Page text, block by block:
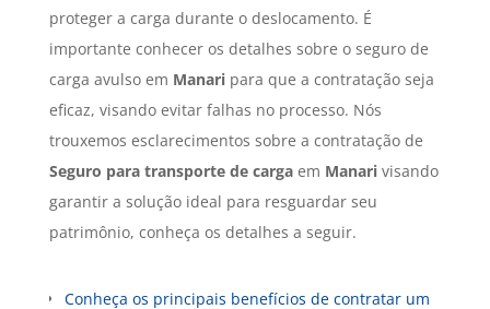
proteger a carga durante o deslocamento. É
importante conhecer os detalhes sobre o seguro de
carga avulso em Manaripara que a contratação seja
eficaz, visando evitar falhas no processo. Nós
trouxemos esclarecimentos sobre a contratação de
Seguro para transporte de cargaem Manarivisando
garantir a solução ideal para resguardar seu
patrimônio, conheça os detalhes a seguir.
Conheça os principais benefícios de contratar um